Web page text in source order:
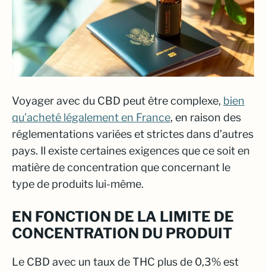
Voyager avec du CBD peut être complexe, bien
qu’acheté légalement en France, en raison des
réglementations variées et strictes dans d’autres
pays. Il existe certaines exigences que ce soit en
matière de concentration que concernant le
type de produits lui-même.
EN FONCTION DE LA LIMITE DE
CONCENTRATION DU PRODUIT
Le CBD avec un taux de THC plus de 0,3% est